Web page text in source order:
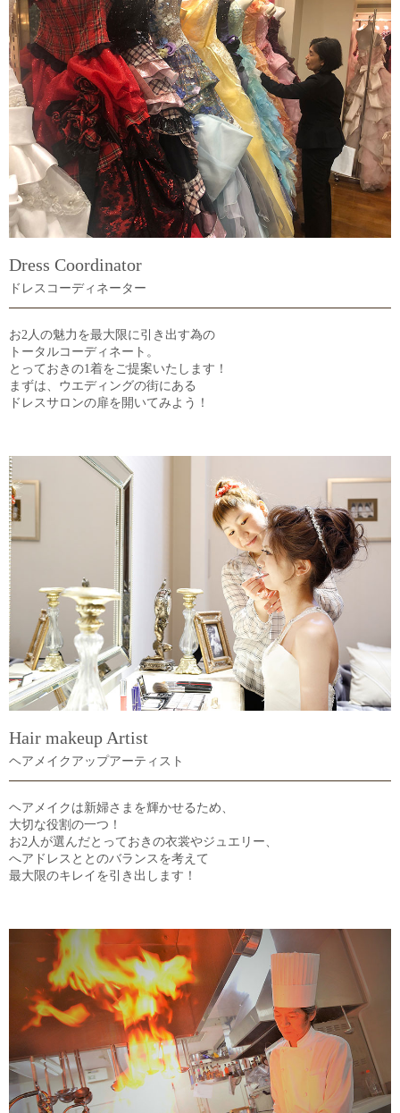
Dress Coordinator
ドレスコーディネーター
お2人の魅力を最大限に引き出す為の
トータルコーディネート。
とっておきの1着をご提案いたします！
まずは、ウエディングの街にある
ドレスサロンの扉を開いてみよう！
Hair makeup Artist
ヘアメイクアップアーティスト
ヘアメイクは新婦さまを輝かせるため、
大切な役割の一つ！
お2人が選んだとっておきの衣裳やジュエリー、
へアドレスととのバランスを考えて
最大限のキレイを引き出します！